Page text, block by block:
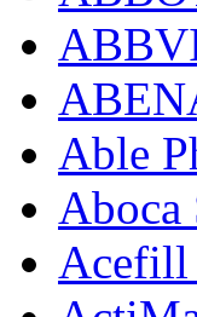
Able
Aboca
Acefill